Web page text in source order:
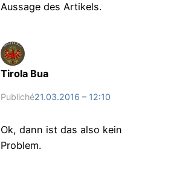
Aussage des Artikels.
Tirola Bua
Publiché21.03.2016 – 12:10
Ok, dann ist das also kein
Problem.